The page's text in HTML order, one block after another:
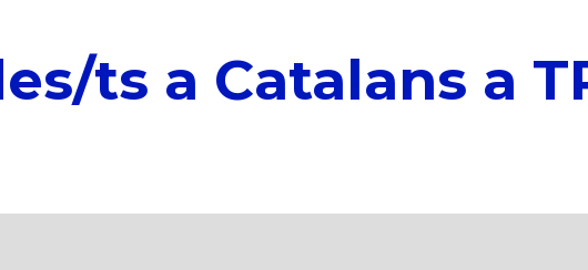
ts a Catalans a